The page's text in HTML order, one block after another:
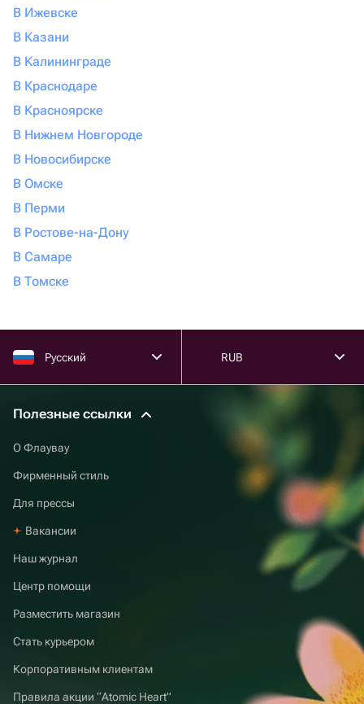
В Ижевске
В Казани
В Калининграде
В Краснодаре
В Красноярске
В Нижнем Новгороде
В Новосибирске
В Омске
В Перми
В Ростове-на-Дону
В Самаре
В Томске
Русский RUB
Полезные ссылки
О Флаувау
Фирменный стиль
Для прессы
Вакансии
Наш журнал
Центр помощи
Разместить магазин
Стать курьером
Корпоративным клиентам
Правила акции “Atomic Heart”